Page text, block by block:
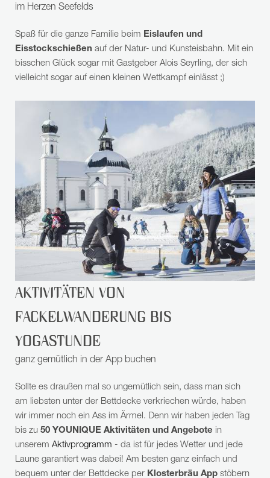
im Herzen Seefelds
Spaß für die ganze Familie beim Eislaufen und
Eisstockschießen auf der Natur- und Kunsteisbahn. Mit ein
bisschen Glück sogar mit Gastgeber Alois Seyrling, der sich
vielleicht sogar auf einen kleinen Wettkampf einlässt ;)
AKTIVITÄTEN VON
FACKELWANDERUNG BIS
YOGASTUNDE
ganz gemütlich in der App buchen
Sollte es draußen mal so ungemütlich sein, dass man sich
am liebsten unter der Bettdecke verkriechen würde, haben
wir immer noch ein Ass im Ärmel. Denn wir haben jeden Tag
bis zu 50 YOUNIQUE Aktivitäten und Angebote in
unserem Aktivprogramm - da ist für jedes Wetter und jede
Laune garantiert was dabei! Am besten ganz einfach und
bequem unter der Bettdecke per Klosterbräu App stöbern